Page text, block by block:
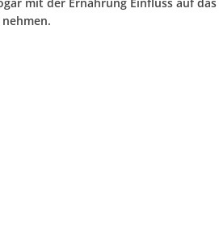
mit der Ernährung Einfluss auf das